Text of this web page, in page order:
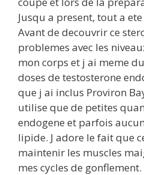
Jusqu a present, tout a
Avant de decouvrir ce
problemes avec les
mon corps et j ai meme
doses de testosterone
que j ai inclus Proviron
utilise que de petites
endogene et parfois
lipide. J adore le fait que
maintenir les muscles
mes cycles de gonflement.